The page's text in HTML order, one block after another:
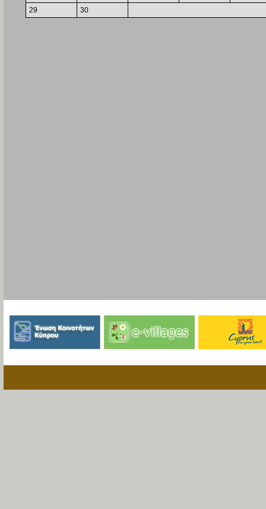
29
30